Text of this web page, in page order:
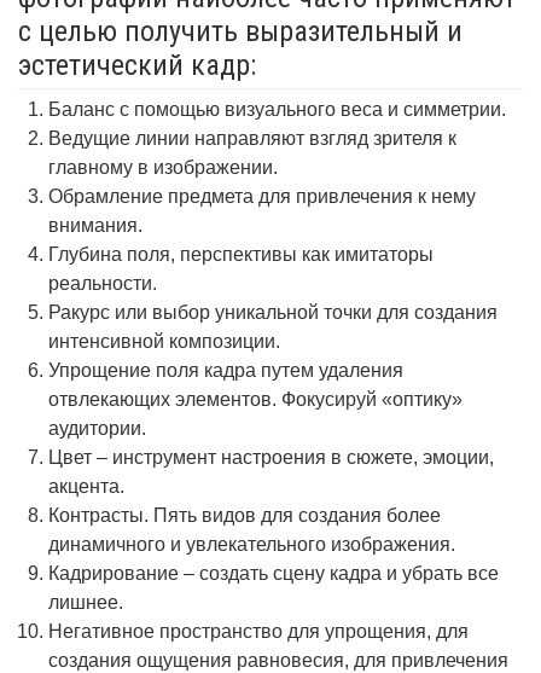
с целью получить выразительный и
эстетический кадр:
Баланс с помощью визуального веса и симметрии.
Ведущие линии направляют взгляд зрителя к
главному в изображении.
Обрамление предмета для привлечения к нему
внимания.
Глубина поля, перспективы как имитаторы
реальности.
Ракурс или выбор уникальной точки для создания
интенсивной композиции.
Упрощение поля кадра путем удаления
отвлекающих элементов. Фокусируй «оптику»
аудитории.
Цвет – инструмент настроения в сюжете, эмоции,
акцента.
Контрасты. Пять видов для создания более
динамичного и увлекательного изображения.
Кадрирование – создать сцену кадра и убрать все
лишнее.
Негативное пространство для упрощения, для
создания ощущения равновесия, для привлечения